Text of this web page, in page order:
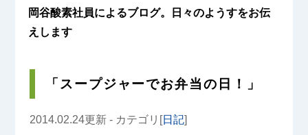
岡谷酸素社員によるブログ。
日々のようすをお伝
えします
「スープジャーでお弁当の日！」
2014.02.24更新 - カテゴリ[日記]